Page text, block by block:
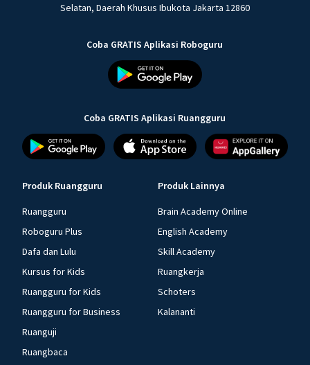
Selatan, Daerah Khusus Ibukota Jakarta 12860
Coba GRATIS Aplikasi Roboguru
Coba GRATIS Aplikasi Ruangguru
Produk Ruangguru
Ruangguru
Roboguru Plus
Dafa dan Lulu
Kursus for Kids
Ruangguru for Kids
Ruangguru for Business
Ruanguji
Ruangbaca
Produk Lainnya
Brain Academy Online
English Academy
Skill Academy
Ruangkerja
Schoters
Kalananti